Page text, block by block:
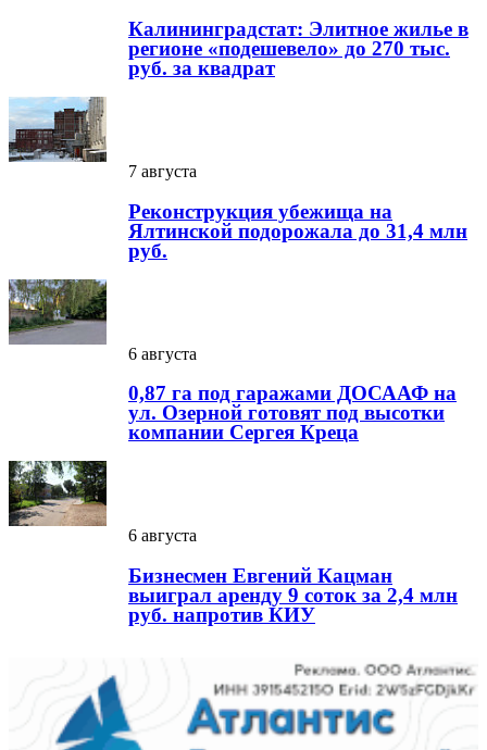
Калининградстат: Элитное жилье в
регионе «подешевело» до 270 тыс.
руб. за квадрат
7 августа
Реконструкция убежища на
Ялтинской подорожала до 31,4 млн
руб.
6 августа
0,87 га под гаражами ДОСААФ на
ул. Озерной готовят под высотки
компании Сергея Креца
6 августа
Бизнесмен Евгений Кацман
выиграл аренду 9 соток за 2,4 млн
руб. напротив КИУ